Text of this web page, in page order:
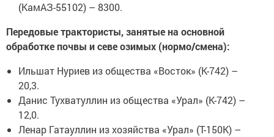
(КамАЗ-55102) – 8300.
Передовые трактористы, занятые на основной
обработке почвы и севе озимых (нормо/смена):
Ильшат Нуриев из общества «Восток» (К-742) –
20,3.
Данис Тухватуллин из общества «Урал» (К-742) –
12,0.
Ленар Гатауллин из хозяйства «Урал» (Т-150К) –